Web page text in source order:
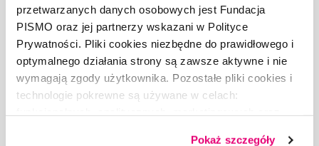
przetwarzanych danych osobowych jest Fundacja
PISMO oraz jej partnerzy wskazani w Polityce
Prywatności. Pliki cookies niezbędne do prawidłowego i
optymalnego działania strony są zawsze aktywne i nie
wymagają zgody użytkownika. Pozostałe pliki cookies i
technologie pokrewne są używane w celach:
Pokaż szczegóły
Copyright © Fundacja Pismo